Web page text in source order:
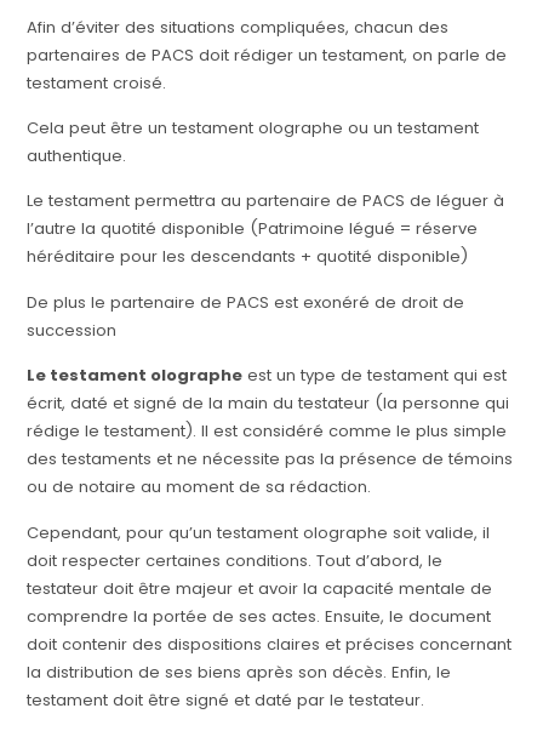
Afin d’éviter des situations compliquées, chacun des
partenaires de PACS doit rédiger un testament, on parle de
testament croisé.
Cela peut être un testament olographe ou un testament
authentique.
Le testament permettra au partenaire de PACS de léguer à
l’autre la quotité disponible (Patrimoine légué = réserve
héréditaire pour les descendants + quotité disponible)
De plus le partenaire de PACS est exonéré de droit de
succession
Le testament olographe est un type de testament qui est
écrit, daté et signé de la main du testateur (la personne qui
rédige le testament). Il est considéré comme le plus simple
des testaments et ne nécessite pas la présence de témoins
ou de notaire au moment de sa rédaction.
Cependant, pour qu’un testament olographe soit valide, il
doit respecter certaines conditions. Tout d’abord, le
testateur doit être majeur et avoir la capacité mentale de
comprendre la portée de ses actes. Ensuite, le document
doit contenir des dispositions claires et précises concernant
la distribution de ses biens après son décès. Enfin, le
testament doit être signé et daté par le testateur.